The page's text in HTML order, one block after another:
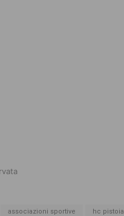
associazioni sportive hc pistoia